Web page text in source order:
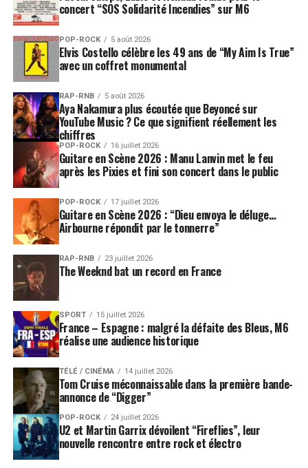
concert “SOS Solidarité Incendies” sur M6
POP-ROCK 5 août 2026
Elvis Costello célèbre les 49 ans de “My Aim Is True”
avec un coffret monumental
RAP-RNB 5 août 2026
Aya Nakamura plus écoutée que Beyoncé sur
YouTube Music ? Ce que signifient réellement les
chiffres
POP-ROCK 16 juillet 2026
Guitare en Scène 2026 : Manu Lanvin met le feu
après les Pixies et fini son concert dans le public
POP-ROCK 17 juillet 2026
Guitare en Scène 2026 : “Dieu envoya le déluge…
Airbourne répondit par le tonnerre”
RAP-RNB 23 juillet 2026
The Weeknd bat un record en France
SPORT 15 juillet 2026
France – Espagne : malgré la défaite des Bleus, M6
réalise une audience historique
TÉLÉ / CINÉMA 14 juillet 2026
Tom Cruise méconnaissable dans la première bande-
annonce de “Digger”
POP-ROCK 24 juillet 2026
U2 et Martin Garrix dévoilent “Fireflies”, leur
nouvelle rencontre entre rock et électro